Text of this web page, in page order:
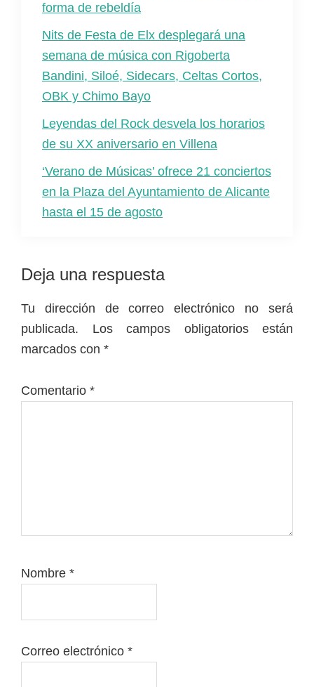
forma de rebeldía
Nits de Festa de Elx desplegará una
semana de música con Rigoberta
Bandini, Siloé, Sidecars, Celtas Cortos,
OBK y Chimo Bayo
Leyendas del Rock desvela los horarios
de su XX aniversario en Villena
‘Verano de Músicas’ ofrece 21 conciertos
en la Plaza del Ayuntamiento de Alicante
hasta el 15 de agosto
Interacciones
con
los
lectores
Deja una respuesta
Tu dirección de correo electrónico no será
publicada.
Los campos obligatorios están
marcados con *
Comentario *
Nombre *
Correo electrónico *